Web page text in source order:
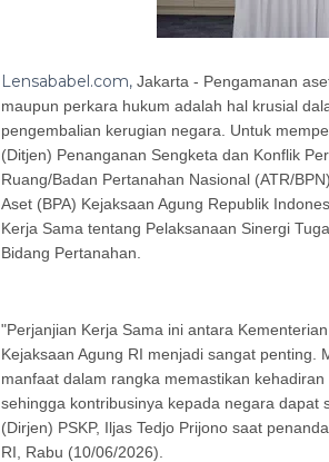
Lensababel.com, ​Jakarta - Pengamanan
maupun perkara hukum adalah hal krusial
pengembalian kerugian negara. Untuk
(Ditjen) Penanganan Sengketa dan Konflik
Ruang/Badan Pertanahan Nasional (ATR/
Aset (BPA) Kejaksaan Agung Republik
Kerja Sama tentang Pelaksanaan Sinergi
Bidang Pertanahan.
"Perjanjian Kerja Sama ini antara
Kejaksaan Agung RI menjadi sangat penting.
manfaat dalam rangka memastikan
sehingga kontribusinya kepada negara dapat
(Dirjen) PSKP, Iljas Tedjo Prijono saat
RI, Rabu (10/06/2026).